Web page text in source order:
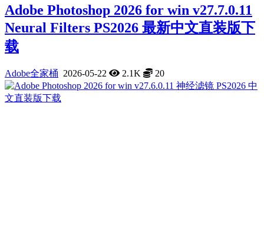
Adobe Photoshop 2026 for win v27.7.0.11
Neural Filters PS2026 最新中文直装版下
载
Adobe全家桶 2026-05-22 2.1K 20